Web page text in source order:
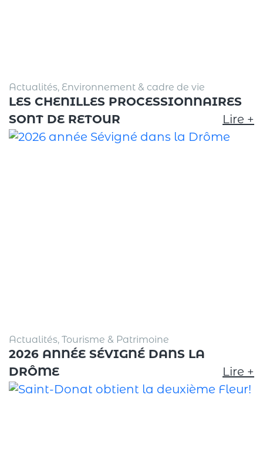
Actualités, Environnement & cadre de vie
LES CHENILLES PROCESSIONNAIRES
SONT DE RETOUR
Lire +
Actualités, Tourisme & Patrimoine
2026 ANNÉE SÉVIGNÉ DANS LA
DRÔME
Lire +